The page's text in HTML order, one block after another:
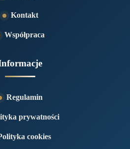
Kontakt
Współpraca
Regulamin
prywatności
cookies